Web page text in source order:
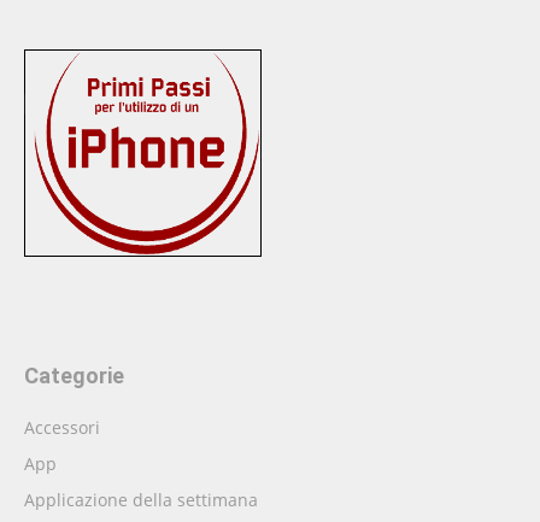
Categorie
Accessori
App
Applicazione della settimana